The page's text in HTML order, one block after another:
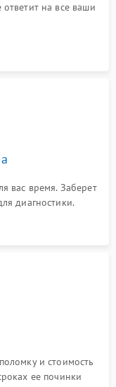
на все ваши
вас время. Заберет
диагностики.
и стоимость
ее починки